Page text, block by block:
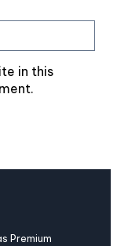
in this
Premium